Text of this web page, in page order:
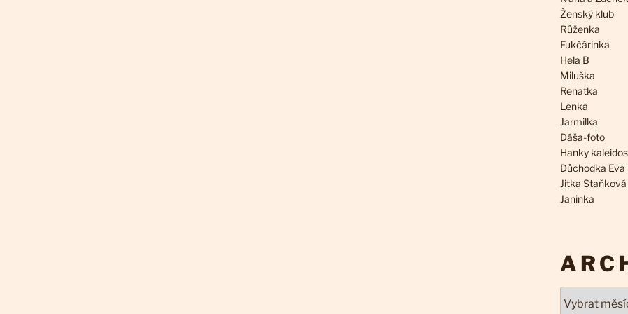
Ženský klub
Růženka
Fukčárinka
Hela B
Miluška
Renatka
Lenka
Jarmilka
Dáša-foto
Hanky
Důchodka Eva
Jitka Staňková
Janinka